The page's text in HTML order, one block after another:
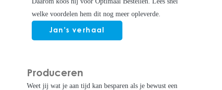
welke voordelen hem dit nog meer opleverde.
Jan's verhaal
Produceren
Weet jij wat je aan tijd kan besparen als je bewust een